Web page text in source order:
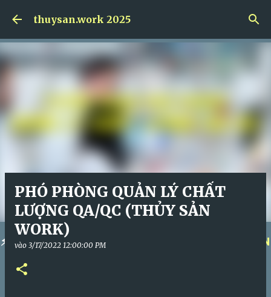
Skip to main content
thuysan.work 2025
⚡ KÍCH HOẠT KHÓA HỌC NGAY!
QUẢN TRỊ NHÂN
PHÓ PHÒNG QUẢN LÝ CHẤT
LƯỢNG QA/QC (THỦY SẢN
WORK)
vào 3/17/2022 12:00:00 PM